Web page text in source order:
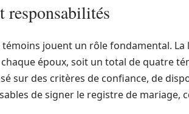
responsabilités
témoins jouent un rôle fondamental.
époux, soit un total de quatre
sur des critères de confiance, de
de signer le registre de mariage,